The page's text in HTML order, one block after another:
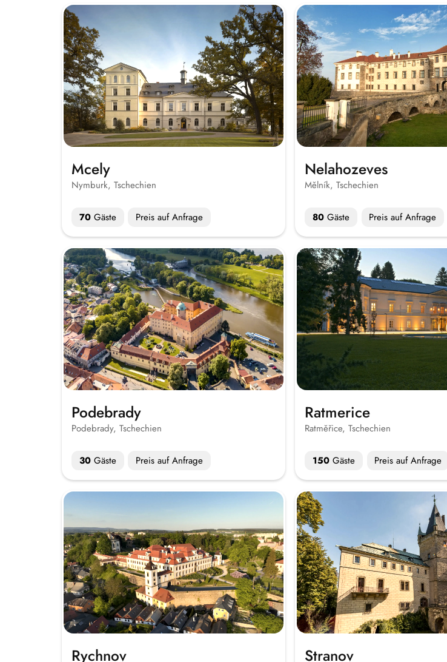
Mcely
Nymburk, Tschechien
70Gäste Preis auf Anfrage
Nelahozeves
Mělník, Tschechien
80 Gäste Preis auf Anfrage
Podebrady
Podebrady, Tschechien
30Gäste Preis auf Anfrage
Ratmerice
Ratměřice, Tschechien
150 Gäste Preis auf Anfrage
Rychnov Stranov